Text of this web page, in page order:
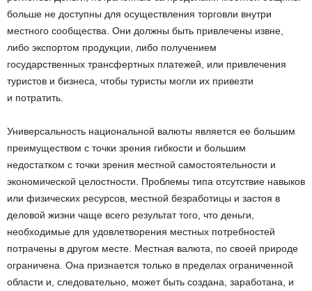
больше не доступны для осуществления торговли внутри
местного сообщества. Они должны быть привлечены извне,
либо экспортом продукции, либо получением
государственных трансфертных платежей, или привлечения
туристов и бизнеса, чтобы туристы могли их привезти
и потратить.
Универсальность национальной валюты является ее большим
преимуществом с точки зрения гибкости и большим
недостатком с точки зрения местной самостоятельности и
экономической целостности. Проблемы типа отсутствие навыков
или физических ресурсов, местной безработицы и застоя в
деловой жизни чаще всего результат того, что деньги,
необходимые для удовлетворения местных потребностей
потрачены в другом месте. Местная валюта, по своей природе
ограничена. Она признается только в пределах ограниченной
области и, следовательно, может быть создана, заработана, и